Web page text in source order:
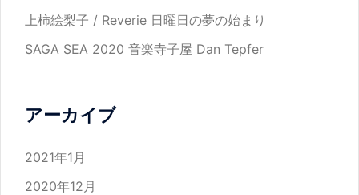
上柿絵梨子 / Reverie 日曜日の夢の始まり
SAGA SEA 2020 音楽寺子屋 Dan Tepfer
アーカイブ
2021年1月
2020年12月